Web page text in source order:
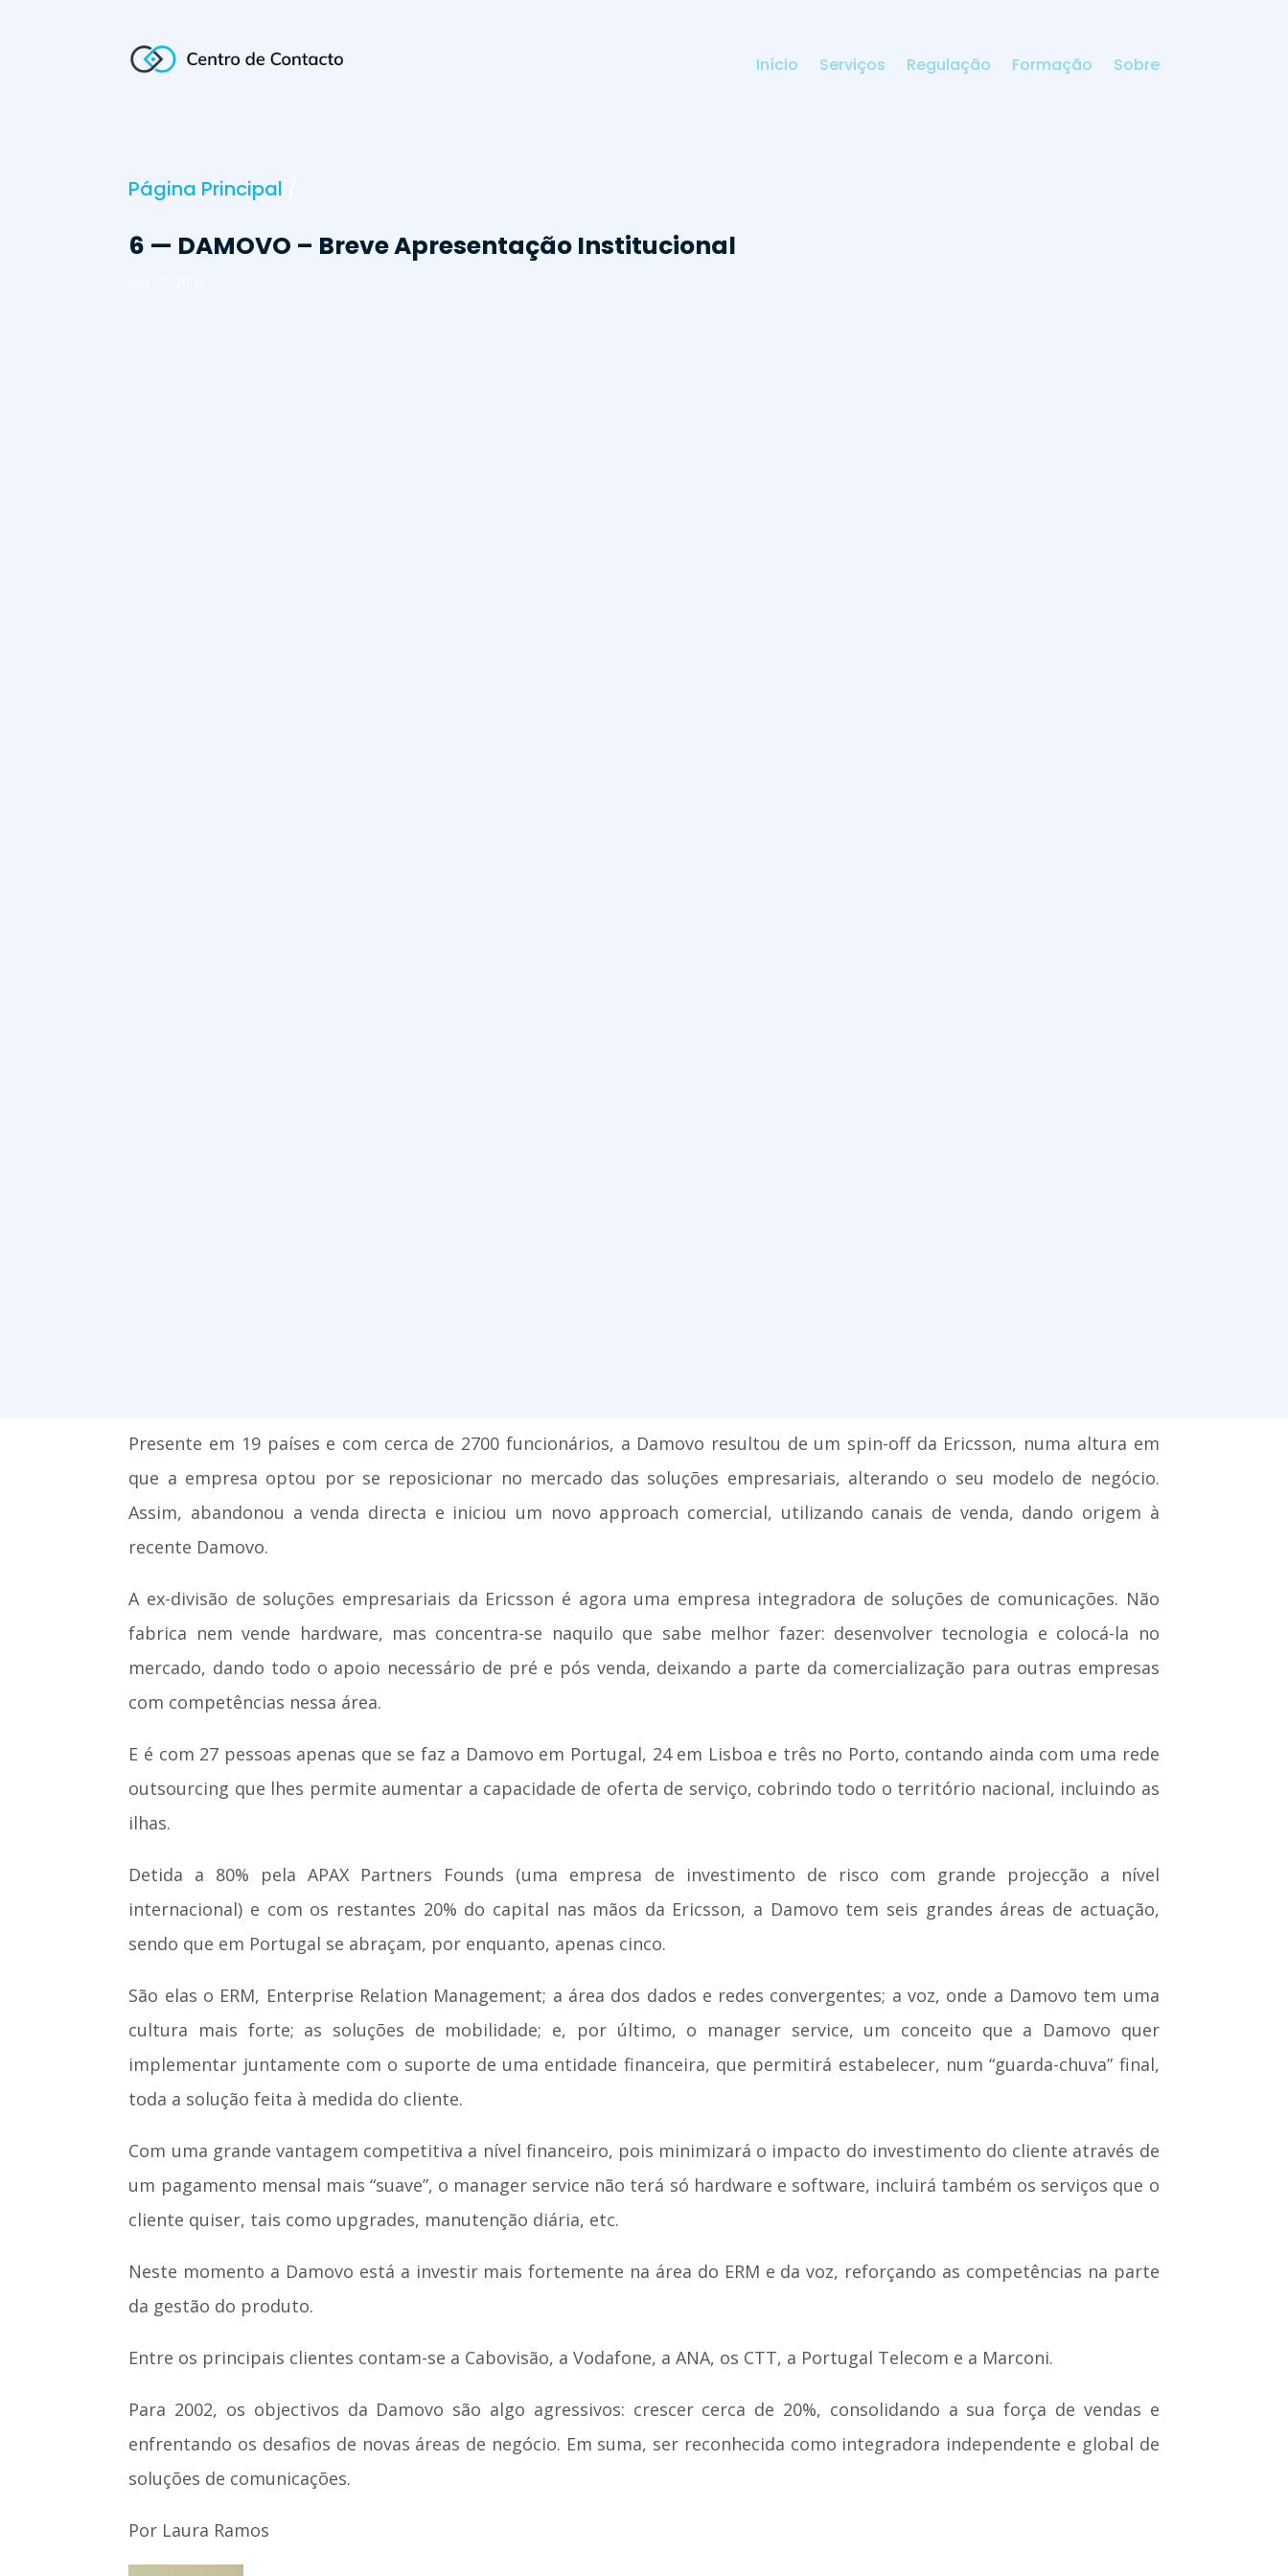
Início Serviços Regulação Formação Sobre
Página Principal
6 — DAMOVO – Breve Apresentação Institucional
Presente em 19 países e com cerca de 2700 funcionários, a Damovo resultou de um spin-off da Ericsson, numa altura em
que a empresa optou por se reposicionar no mercado das soluções empresariais, alterando o seu modelo de negócio.
Assim, abandonou a venda directa e iniciou um novo approach comercial, utilizando canais de venda, dando origem à
recente Damovo.
A ex-divisão de soluções empresariais da Ericsson é agora uma empresa integradora de soluções de comunicações. Não
fabrica nem vende hardware, mas concentra-se naquilo que sabe melhor fazer: desenvolver tecnologia e colocá-la no
mercado, dando todo o apoio necessário de pré e pós venda, deixando a parte da comercialização para outras empresas
com competências nessa área.
E é com 27 pessoas apenas que se faz a Damovo em Portugal, 24 em Lisboa e três no Porto, contando ainda com uma rede
outsourcing que lhes permite aumentar a capacidade de oferta de serviço, cobrindo todo o território nacional, incluindo as
ilhas.
Detida a 80% pela APAX Partners Founds (uma empresa de investimento de risco com grande projecção a nível
internacional) e com os restantes 20% do capital nas mãos da Ericsson, a Damovo tem seis grandes áreas de actuação,
sendo que em Portugal se abraçam, por enquanto, apenas cinco.
São elas o ERM, Enterprise Relation Management; a área dos dados e redes convergentes; a voz, onde a Damovo tem uma
cultura mais forte; as soluções de mobilidade; e, por último, o manager service, um conceito que a Damovo quer
implementar juntamente com o suporte de uma entidade financeira, que permitirá estabelecer, num “guarda-chuva” final,
toda a solução feita à medida do cliente.
Com uma grande vantagem competitiva a nível financeiro, pois minimizará o impacto do investimento do cliente através de
um pagamento mensal mais “suave”, o manager service não terá só hardware e software, incluirá também os serviços que o
cliente quiser, tais como upgrades, manutenção diária, etc.
Neste momento a Damovo está a investir mais fortemente na área do ERM e da voz, reforçando as competências na parte
da gestão do produto.
Entre os principais clientes contam-se a Cabovisão, a Vodafone, a ANA, os CTT, a Portugal Telecom e a Marconi.
Para 2002, os objectivos da Damovo são algo agressivos: crescer cerca de 20%, consolidando a sua força de vendas e
enfrentando os desafios de novas áreas de negócio. Em suma, ser reconhecida como integradora independente e global de
soluções de comunicações.
Por Laura Ramos